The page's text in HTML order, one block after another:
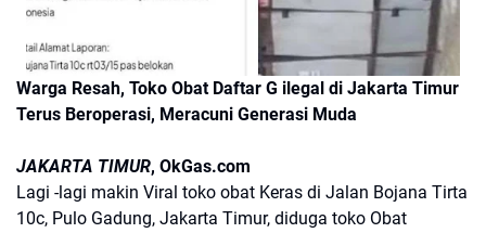
Warga Resah, Toko Obat Daftar G ilegal di Jakarta Timur
Terus Beroperasi, Meracuni Generasi Muda
JAKARTA TIMUR, OkGas.com
Lagi -lagi makin Viral toko obat Keras di Jalan Bojana Tirta
10c, Pulo Gadung, Jakarta Timur, diduga toko Obat